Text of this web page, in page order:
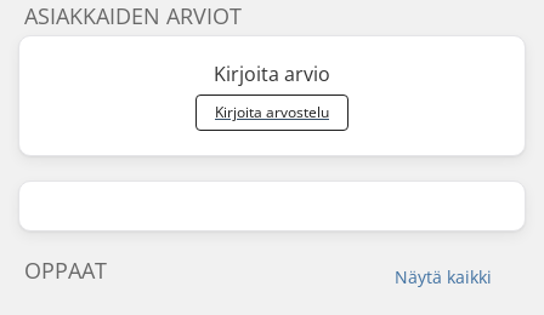
ASIAKKAIDEN ARVIOT
Kirjoita arvio
Kirjoita arvostelu
Näytä kaikki
OPPAAT